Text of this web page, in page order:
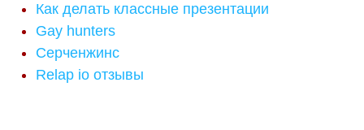
Как делать классные презентации
Gay hunters
Серченжинс
Relap io отзывы